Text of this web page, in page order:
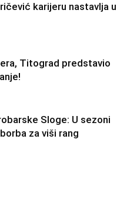
karijeru nastavlja u
Titograd predstavio
Sloge: U sezoni
za viši rang